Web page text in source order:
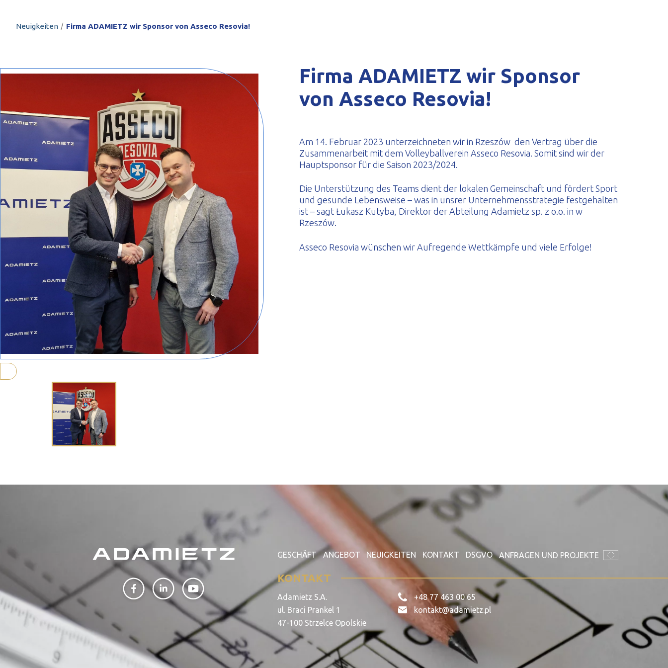
Neuigkeiten / Firma ADAMIETZ wir Sponsor von Asseco Resovia!
Firma ADAMIETZ wir Sponsor
von Asseco Resovia!
Am 14. Februar 2023 unterzeichneten wir in Rzeszów den Vertrag über die
Zusammenarbeit mit dem Volleyballverein Asseco Resovia. Somit sind wir der
Hauptsponsor für die Saison 2023/2024.
Die Unterstützung des Teams dient der lokalen Gemeinschaft und fördert Sport
und gesunde Lebensweise – was in unsrer Unternehmensstrategie festgehalten
ist – sagt Łukasz Kutyba, Direktor der Abteilung Adamietz sp. z o.o. in w
Rzeszów.
Asseco Resovia wünschen wir Aufregende Wettkämpfe und viele Erfolge!
GESCHÄFT ANGEBOT NEUIGKEITEN KONTAKT DSGVO ANFRAGEN UND PROJEKTE
KONTAKT
Adamietz S.A.
ul. Braci Prankel 1
47-100 Strzelce Opolskie
+48 77 463 00 65
kontakt@adamietz.pl